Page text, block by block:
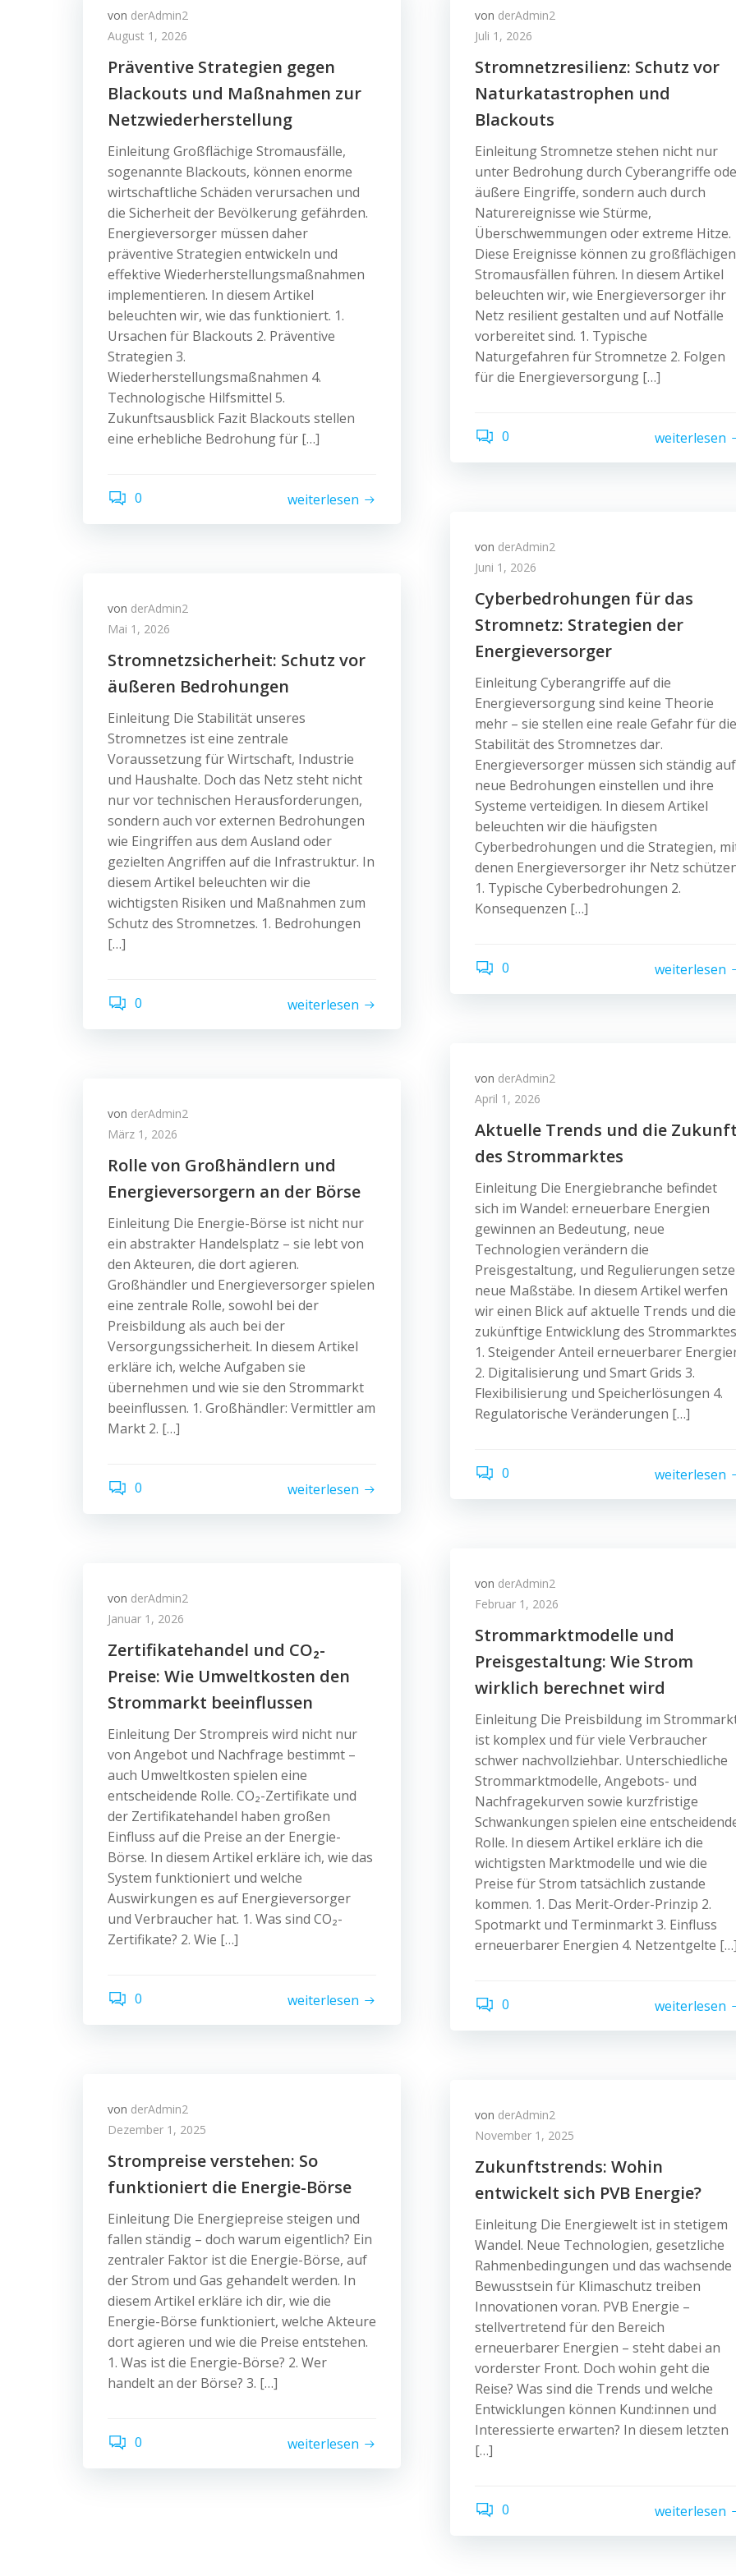
von derAdmin2
August 1, 2026
Präventive Strategien gegen
Blackouts und Maßnahmen zur
Netzwiederherstellung
Einleitung Großflächige Stromausfälle,
sogenannte Blackouts, können enorme
wirtschaftliche Schäden verursachen und
die Sicherheit der Bevölkerung gefährden.
Energieversorger müssen daher
präventive Strategien entwickeln und
effektive Wiederherstellungsmaßnahmen
implementieren. In diesem Artikel
beleuchten wir, wie das funktioniert. 1.
Ursachen für Blackouts 2. Präventive
Strategien 3.
Wiederherstellungsmaßnahmen 4.
Technologische Hilfsmittel 5.
Zukunftsausblick Fazit Blackouts stellen
eine erhebliche Bedrohung für […]
0 weiterlesen
von derAdmin2
Juli 1, 2026
Stromnetzresilienz: Schutz vor
Naturkatastrophen und
Blackouts
Einleitung Stromnetze stehen nicht nur
unter Bedrohung durch Cyberangriffe
äußere Eingriffe, sondern auch durch
Naturereignisse wie Stürme,
Überschwemmungen oder extreme Hitze.
Diese Ereignisse können zu großflächigen
Stromausfällen führen. In diesem Artikel
beleuchten wir, wie Energieversorger ihr
Netz resilient gestalten und auf Notfälle
vorbereitet sind. 1. Typische
Naturgefahren für Stromnetze 2. Folgen
für die Energieversorgung […]
0 weiterlesen
von derAdmin2
Juni 1, 2026
Cyberbedrohungen für das
Stromnetz: Strategien der
Energieversorger
Einleitung Cyberangriffe auf die
Energieversorgung sind keine Theorie
mehr – sie stellen eine reale Gefahr für die
Stabilität des Stromnetzes dar.
Energieversorger müssen sich ständig auf
neue Bedrohungen einstellen und ihre
Systeme verteidigen. In diesem Artikel
beleuchten wir die häufigsten
Cyberbedrohungen und die Strategien,
denen Energieversorger ihr Netz
1. Typische Cyberbedrohungen 2.
Konsequenzen […]
0 weiterlesen
von derAdmin2
Mai 1, 2026
Stromnetzsicherheit: Schutz vor
äußeren Bedrohungen
Einleitung Die Stabilität unseres
Stromnetzes ist eine zentrale
Voraussetzung für Wirtschaft, Industrie
und Haushalte. Doch das Netz steht nicht
nur vor technischen Herausforderungen,
sondern auch vor externen Bedrohungen
wie Eingriffen aus dem Ausland oder
gezielten Angriffen auf die Infrastruktur. In
diesem Artikel beleuchten wir die
wichtigsten Risiken und Maßnahmen zum
Schutz des Stromnetzes. 1. Bedrohungen
[…]
0 weiterlesen
von derAdmin2
April 1, 2026
Aktuelle Trends und die
des Strommarktes
Einleitung Die Energiebranche befindet
sich im Wandel: erneuerbare Energien
gewinnen an Bedeutung, neue
Technologien verändern die
Preisgestaltung, und Regulierungen
neue Maßstäbe. In diesem Artikel werfen
wir einen Blick auf aktuelle Trends und die
zukünftige Entwicklung des
1. Steigender Anteil erneuerbarer
2. Digitalisierung und Smart Grids 3.
Flexibilisierung und Speicherlösungen 4.
Regulatorische Veränderungen […]
0 weiterlesen
von derAdmin2
März 1, 2026
Rolle von Großhändlern und
Energieversorgern an der Börse
Einleitung Die Energie-Börse ist nicht nur
ein abstrakter Handelsplatz – sie lebt von
den Akteuren, die dort agieren.
Großhändler und Energieversorger spielen
eine zentrale Rolle, sowohl bei der
Preisbildung als auch bei der
Versorgungssicherheit. In diesem Artikel
erkläre ich, welche Aufgaben sie
übernehmen und wie sie den Strommarkt
beeinflussen. 1. Großhändler: Vermittler am
Markt 2. […]
0 weiterlesen
von derAdmin2
Februar 1, 2026
Strommarktmodelle und
Preisgestaltung: Wie Strom
wirklich berechnet wird
Einleitung Die Preisbildung im
ist komplex und für viele Verbraucher
schwer nachvollziehbar. Unterschiedliche
Strommarktmodelle, Angebots- und
Nachfragekurven sowie kurzfristige
Schwankungen spielen eine
Rolle. In diesem Artikel erkläre ich die
wichtigsten Marktmodelle und wie die
Preise für Strom tatsächlich zustande
kommen. 1. Das Merit-Order-Prinzip 2.
Spotmarkt und Terminmarkt 3. Einfluss
erneuerbarer Energien 4. Netzentgelte
0 weiterlesen
von derAdmin2
Januar 1, 2026
Zertifikatehandel und CO₂-
Preise: Wie Umweltkosten den
Strommarkt beeinflussen
Einleitung Der Strompreis wird nicht nur
von Angebot und Nachfrage bestimmt –
auch Umweltkosten spielen eine
entscheidende Rolle. CO₂-Zertifikate und
der Zertifikatehandel haben großen
Einfluss auf die Preise an der Energie-
Börse. In diesem Artikel erkläre ich, wie das
System funktioniert und welche
Auswirkungen es auf Energieversorger
und Verbraucher hat. 1. Was sind CO₂-
Zertifikate? 2. Wie […]
0 weiterlesen
von derAdmin2
Dezember 1, 2025
Strompreise verstehen: So
funktioniert die Energie-Börse
Einleitung Die Energiepreise steigen und
fallen ständig – doch warum eigentlich? Ein
zentraler Faktor ist die Energie-Börse, auf
der Strom und Gas gehandelt werden. In
diesem Artikel erkläre ich dir, wie die
Energie-Börse funktioniert, welche Akteure
dort agieren und wie die Preise entstehen.
1. Was ist die Energie-Börse? 2. Wer
handelt an der Börse? 3. […]
0 weiterlesen
von derAdmin2
November 1, 2025
Zukunftstrends: Wohin
entwickelt sich PVB Energie?
Einleitung Die Energiewelt ist in stetigem
Wandel. Neue Technologien, gesetzliche
Rahmenbedingungen und das wachsende
Bewusstsein für Klimaschutz treiben
Innovationen voran. PVB Energie –
stellvertretend für den Bereich
erneuerbarer Energien – steht dabei an
vorderster Front. Doch wohin geht die
Reise? Was sind die Trends und welche
Entwicklungen können Kund:innen und
Interessierte erwarten? In diesem letzten
[…]
0 weiterlesen